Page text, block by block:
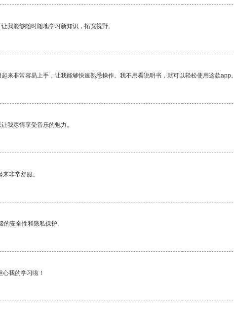
我能够随时随地学习新知识，拓宽视野。
来非常容易上手，让我能够快速熟悉操作。我不用看说明书，就可以轻松使用这款app。
我尽情享受音乐的魅力。
非常舒服。
安全性和隐私保护。
我的学习啦！